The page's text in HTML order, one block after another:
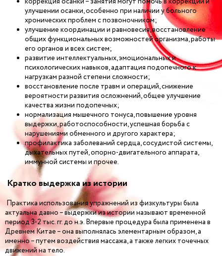
улучшении осанки, особенно при наличии у больного
хронических проблем с позвоночником;
улучшение координации и равновесия, восстановление
общих функциональных возможностей организма, работы
его органов и всех систем;
развитие интеллектуальных, эмоциональных и
психологических навыков, адаптация подопечного к
нагрузкам разной степени сложности;
восстановление после травм и операций, снижение
вероятности развития осложнений, общее улучшение
качества жизни подопечных;
нормализация мышечного тонуса, повышение уровня
выдержки, работоспособности, успешная борьба с
нарушениями обменного и другого характера;
профилактика заболеваний сердца, сосудистой системы,
дыхательных путей, опорно-двигательного аппарата,
иммунной системы и прочее.
Кратко выдержка из истории
Практика использования упражнений из физкультуры была
актуальна давно – выдержки из истории называют временной
период 3-2 тыс. гг. до н.э. Впервые процедура была применена в
Древнем Китае – она выполнялась элементарным образом, а
именно – путем воздействия массажа, а также легких точечных
движений на тело.